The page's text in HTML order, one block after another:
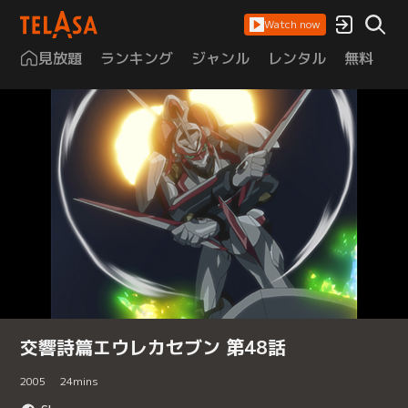
Watch now
見放題 ランキング ジャンル レンタル 無料
交響詩篇エウレカセブン 第48話
2005 24mins